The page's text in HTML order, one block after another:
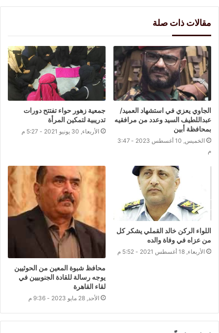
مقالات ذات صلة
الجاوي يعزي في استشهاد العميد/
عبداللطيف السيد وعدد من مرافقيه
بمحافظة أبين
الخميس, 10 أغسطس 2023 - 3:47
م
جمعية زهور حواء تفتتح دورات
تدريبية لتمكين المرأة
الأربعاء, 30 يونيو 2021 - 5:27 م
اللواء الركن خالد القملي يشكر كل
من عزاه في وفاة والده
الأربعاء, 18 أغسطس 2021 - 5:52 م
محافظ شبوة المعين من الحوثيين
يوجه رسالة للقادة الجنوبيين في
لقاء القاهرة
الأحد, 28 مايو 2023 - 9:36 م